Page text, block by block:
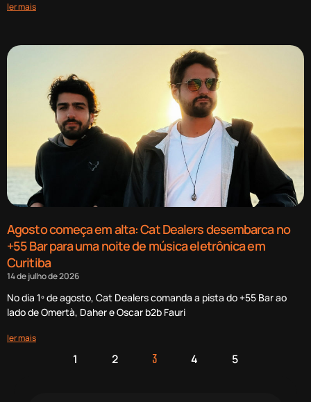
ler mais
Agosto começa em alta: Cat Dealers desembarca no
+55 Bar para uma noite de música eletrônica em
Curitiba
14 de julho de 2026
No dia 1º de agosto, Cat Dealers comanda a pista do +55 Bar ao
lado de Omertà, Daher e Oscar b2b Fauri
ler mais
1 2 3 4 5